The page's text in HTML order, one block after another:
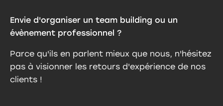
Envie d'organiser un team building ou un
évènement professionnel ?
Parce qu'ils en parlent mieux que nous, n'hésitez
pas à visionner les retours d'expérience de nos
clients !